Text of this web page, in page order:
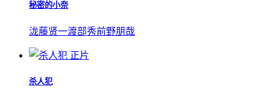
秘密的小奈
泷藤贤一渡部秀前野朋哉
正片
杀人犯